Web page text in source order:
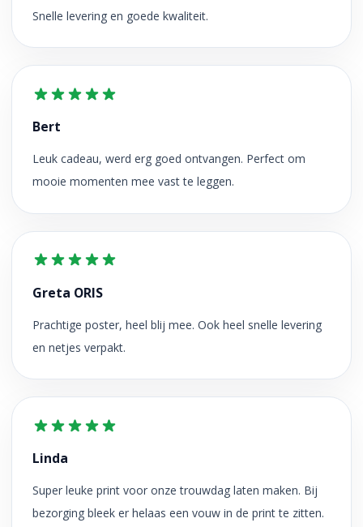
Snelle levering en goede kwaliteit.
Bert
Leuk cadeau, werd erg goed ontvangen. Perfect om
mooie momenten mee vast te leggen.
Greta ORIS
Prachtige poster, heel blij mee. Ook heel snelle levering
en netjes verpakt.
Linda
Super leuke print voor onze trouwdag laten maken. Bij
bezorging bleek er helaas een vouw in de print te zitten.